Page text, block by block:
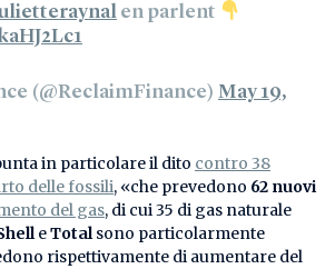
en parlent
(@ReclaimFinance) May 19,
in particolare il dito contro 38
delle fossili, «che prevedono 62 nuovi
del gas, di cui 35 di gas naturale
eTotalsono particolarmente
rispettivamente di aumentare del